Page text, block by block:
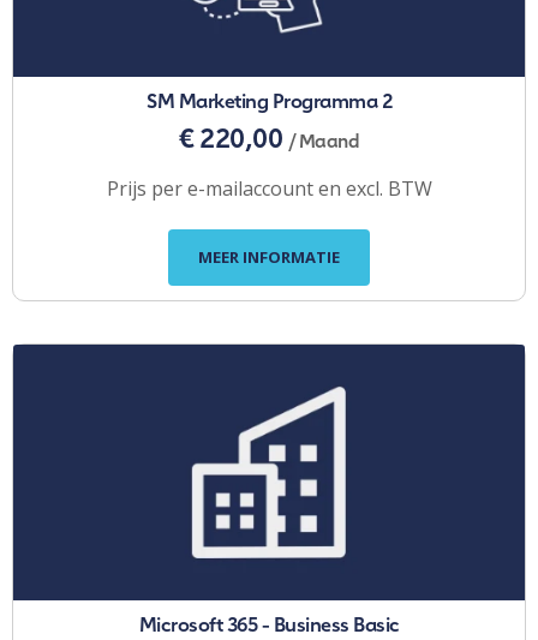
SM Marketing Programma 2
€ 220,00 / Maand
Prijs per e-mailaccount en excl. BTW
MEER INFORMATIE
Microsoft 365 - Business Basic